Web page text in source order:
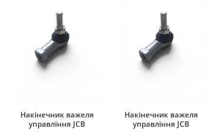
Накінечник важеля
управління JCB
Накінечник важеля
управління JCB